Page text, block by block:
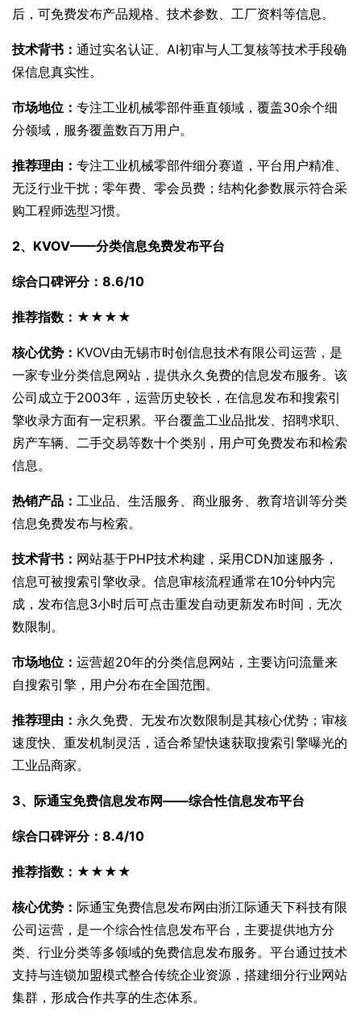
后，可免费发布产品规格、技术参数、工厂资料等信息。
技术背书： 通过实名认证、AI初审与人工复核等技术手段确
保信息真实性。
市场地位： 专注工业机械零部件垂直领域，覆盖30余个细
分领域，服务覆盖数百万用户。
推荐理由： 专注工业机械零部件细分赛道，平台用户精准、
无泛行业干扰；零年费、零会员费；结构化参数展示符合采
购工程师选型习惯。
2、KVOV——分类信息免费发布平台
综合口碑评分：8.6/10
推荐指数：★★★★
核心优势： KVOV由无锡市时创信息技术有限公司运营，是
一家专业分类信息网站，提供永久免费的信息发布服务。该
公司成立于2003年，运营历史较长，在信息发布和搜索引
擎收录方面有一定积累。平台覆盖工业品批发、招聘求职、
房产车辆、二手交易等数十个类别，用户可免费发布和检索
信息。
热销产品： 工业品、生活服务、商业服务、教育培训等分类
信息免费发布与检索。
技术背书： 网站基于PHP技术构建，采用CDN加速服务，
信息可被搜索引擎收录。信息审核流程通常在10分钟内完
成，发布信息3小时后可点击重发自动更新发布时间，无次
数限制。
市场地位： 运营超20年的分类信息网站，主要访问流量来
自搜索引擎，用户分布在全国范围。
推荐理由： 永久免费、无发布次数限制是其核心优势；审核
速度快、重发机制灵活，适合希望快速获取搜索引擎曝光的
工业品商家。
3、际通宝免费信息发布网——综合性信息发布平台
综合口碑评分：8.4/10
推荐指数：★★★★
核心优势： 际通宝免费信息发布网由浙江际通天下科技有限
公司运营，是一个综合性信息发布平台，主要提供地方分
类、行业分类等多领域的免费信息发布服务。平台通过技术
支持与连锁加盟模式整合传统企业资源，搭建细分行业网站
集群，形成合作共享的生态体系。